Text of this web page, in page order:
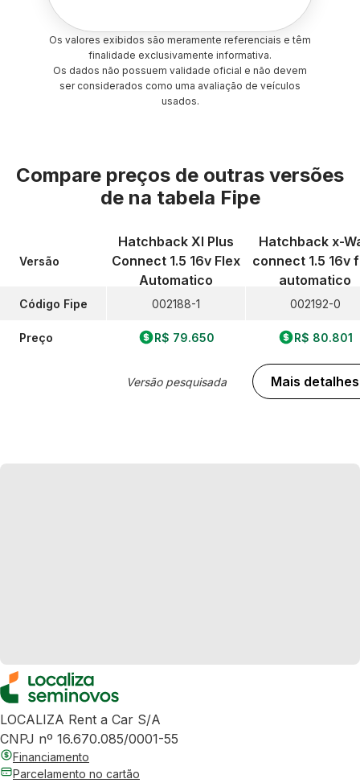
Os valores exibidos são meramente referenciais e têm
finalidade exclusivamente informativa.
Os dados não possuem validade oficial e não devem
ser considerados como uma avaliação de veículos
usados.
Compare preços de outras versões
de na tabela Fipe
Versão
Código Fipe
Preço
Hatchback Xl Plus
Connect 1.5 16v Flex
Automatico
002188-1
R$ 79.650
Versão pesquisada
Hatchback x-
connect 1.5 16v
automatico
002192-0
R$ 80.801
Mais detalhes
LOCALIZA Rent a Car S/A
CNPJ nº 16.670.085/0001-55
Financiamento
Parcelamento no cartão